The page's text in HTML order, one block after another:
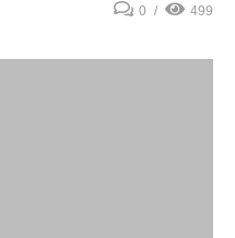
499
0